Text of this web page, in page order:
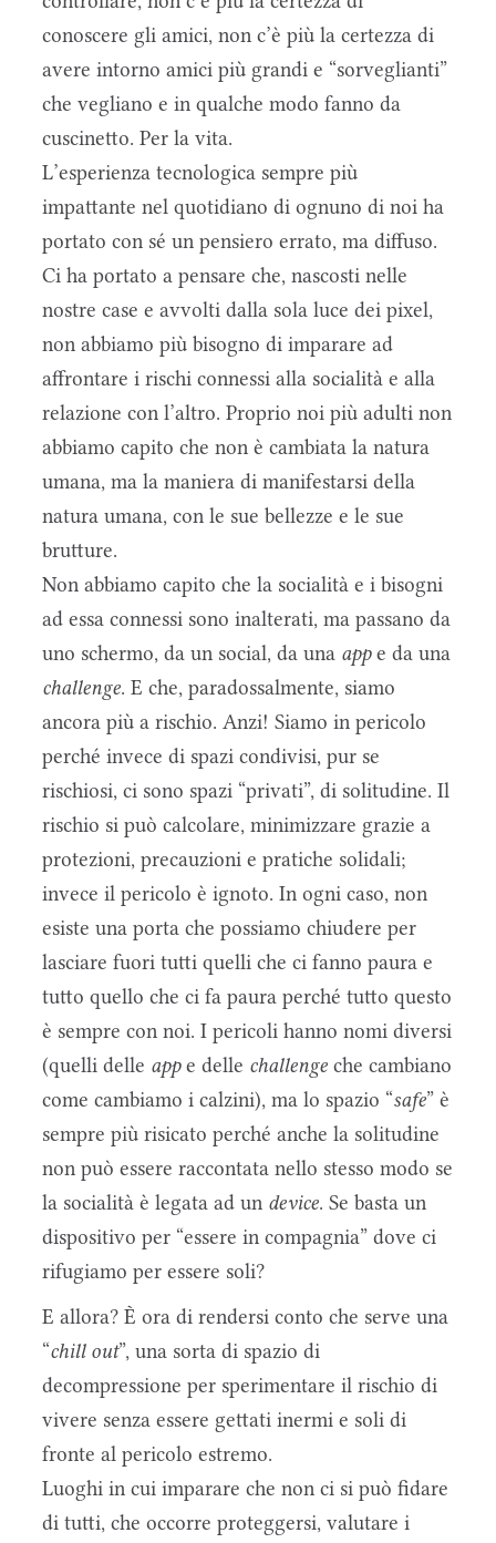
conoscere gli amici, non c’è più la certezza di
avere intorno amici più grandi e “sorveglianti”
che vegliano e in qualche modo fanno da
cuscinetto. Per la vita.
L’esperienza tecnologica sempre più
impattante nel quotidiano di ognuno di noi ha
portato con sé un pensiero errato, ma diffuso.
Ci ha portato a pensare che, nascosti nelle
nostre case e avvolti dalla sola luce dei pixel,
non abbiamo più bisogno di imparare ad
affrontare i rischi connessi alla socialità e alla
relazione con l’altro. Proprio noi più adulti non
abbiamo capito che non è cambiata la natura
umana, ma la maniera di manifestarsi della
natura umana, con le sue bellezze e le sue
brutture.
Non abbiamo capito che la socialità e i bisogni
ad essa connessi sono inalterati, ma passano da
uno schermo, da un social, da una appe da una
challenge. E che, paradossalmente, siamo
ancora più a rischio. Anzi! Siamo in pericolo
perché invece di spazi condivisi, pur se
rischiosi, ci sono spazi “privati”, di solitudine. Il
rischio si può calcolare, minimizzare grazie a
protezioni, precauzioni e pratiche solidali;
invece il pericolo è ignoto. In ogni caso, non
esiste una porta che possiamo chiudere per
lasciare fuori tutti quelli che ci fanno paura e
tutto quello che ci fa paura perché tutto questo
è sempre con noi. I pericoli hanno nomi diversi
(quelli delle appe delle challenge che cambiano
come cambiamo i calzini), ma lo spazio “safe” è
sempre più risicato perché anche la solitudine
non può essere raccontata nello stesso modo se
la socialità è legata ad un device. Se basta un
dispositivo per “essere in compagnia” dove ci
rifugiamo per essere soli?
E allora? È ora di rendersi conto che serve una
“chill out”, una sorta di spazio di
decompressione per sperimentare il rischio di
vivere senza essere gettati inermi e soli di
fronte al pericolo estremo.
Luoghi in cui imparare che non ci si può fidare
di tutti, che occorre proteggersi, valutare i